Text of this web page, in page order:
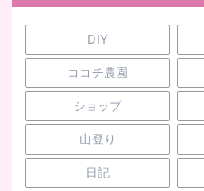
DIY
ココチ農園
ショップ
山登り
日記